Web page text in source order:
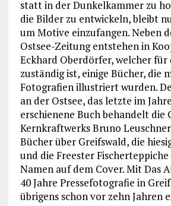
statt in der Dunkelkammer zu
die Bilder zu entwickeln, bleibt
um Motive einzufangen. Neben
Ostsee-Zeitung entstehen in
Eckhard Oberdörfer, welcher für
zuständig ist, einige Bücher, die
Fotografien illustriert wurden.
an der Ostsee, das letzte im
erschienene Buch behandelt die
Kernkraftwerks Bruno
Bücher über Greifswald, die
und die Freester
Namen auf dem Cover. Mit Das
40 Jahre Pressefotografie in
übrigens schon vor zehn Jahren